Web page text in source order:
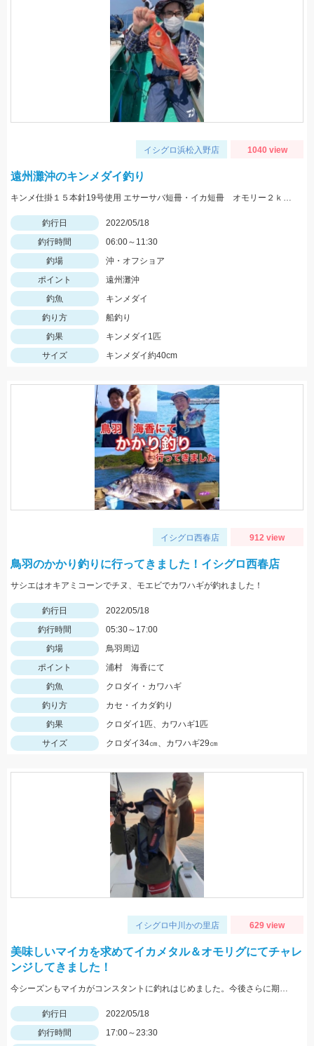
イシグロ浜松入野店 1040 view
遠州灘沖のキンメダイ釣り
キンメ仕掛１５本針19号使用 エサーサバ短冊・イカ短冊 オモリー２ｋｇ使用
釣行日
2022/05/18
釣行時間
06:00～11:30
釣場
沖・オフショア
ポイント
遠州灘沖
釣魚
キンメダイ
釣り方
船釣り
釣果
キンメダイ1匹
サイズ
キンメダイ約40cm
イシグロ西春店 912 view
鳥羽のかかり釣りに行ってきました！イシグロ西春店
サシエはオキアミコーンでチヌ、モエビでカワハギが釣れました！
釣行日
2022/05/18
釣行時間
05:30～17:00
釣場
鳥羽周辺
ポイント
浦村 海香にて
釣魚
クロダイ・カワハギ
釣り方
カセ・イカダ釣り
釣果
クロダイ1匹、カワハギ1匹
サイズ
クロダイ34㎝、カワハギ29㎝
イシグロ中川かの里店 629 view
美味しいマイカを求めてイカメタル＆オモリグにてチャレ
ンジしてきました！
今シーズンもマイカがコンスタントに釣れはじめました。今後さらに期待できるので是非釣りに行ってみてください！
釣行日
2022/05/18
釣行時間
17:00～23:30